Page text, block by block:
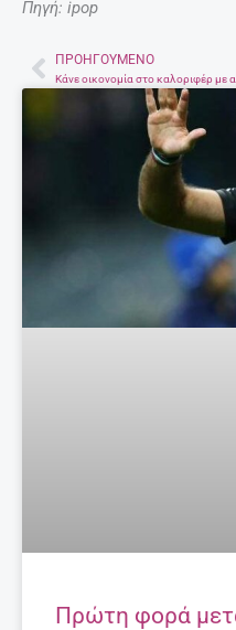
Πηγή: ipop
Prev
ΠΡΟΗΓΟΎΜΕΝΟ
Πρώτη φορά